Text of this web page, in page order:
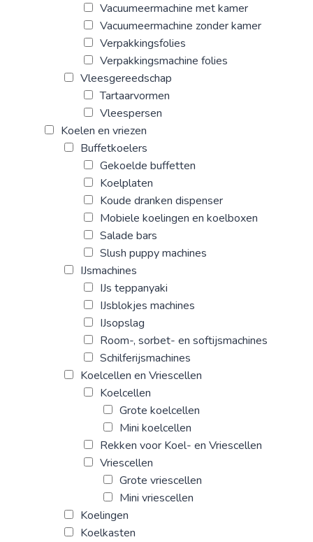
Vacuumeermachine met kamer
Vacuumeermachine zonder kamer
Verpakkingsfolies
Verpakkingsmachine folies
Vleesgereedschap
Tartaarvormen
Vleespersen
Koelen en vriezen
Buffetkoelers
Gekoelde buffetten
Koelplaten
Koude dranken dispenser
Mobiele koelingen en koelboxen
Salade bars
Slush puppy machines
IJsmachines
IJs teppanyaki
IJsblokjes machines
IJsopslag
Room-, sorbet- en softijsmachines
Schilferijsmachines
Koelcellen en Vriescellen
Koelcellen
Grote koelcellen
Mini koelcellen
Rekken voor Koel- en Vriescellen
Vriescellen
Grote vriescellen
Mini vriescellen
Koelingen
Koelkasten